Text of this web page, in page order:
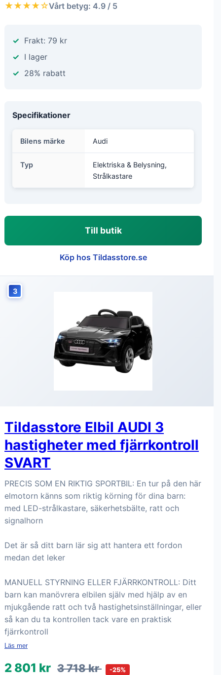
★★★★☆Vårt betyg: 4.9 / 5
Frakt: 79 kr
I lager
28% rabatt
Specifikationer
Bilens märke Audi
Typ
Elektriska & Belysning,
Strålkastare
Till butik
Köp hos Tildasstore.se
3
Tildasstore Elbil AUDI 3
hastigheter med fjärrkontroll
SVART
PRECIS SOM EN RIKTIG SPORTBIL: En tur på den här
elmotorn känns som riktig körning för dina barn:
med LED-strålkastare, säkerhetsbälte, ratt och
signalhorn
Det är så ditt barn lär sig att hantera ett fordon
medan det leker
MANUELL STYRNING ELLER FJÄRRKONTROLL: Ditt
barn kan manövrera elbilen själv med hjälp av en
mjukgående ratt och två hastighetsinställningar, eller
så kan du ta kontrollen tack vare en praktisk
fjärrkontroll
Läs mer
2 801 kr 3 718 kr -25%